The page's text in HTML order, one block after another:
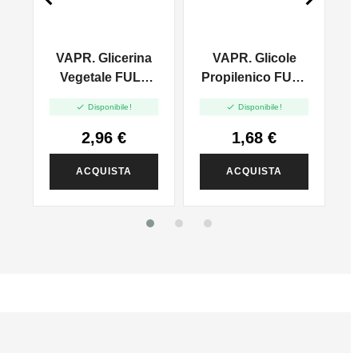
VAPR. Glicerina
Vegetale FULL
120ml
 Disponibile!
2,96 €
ACQUISTA
VAPR. Glicole
Propilenico FULL
 Disponibile!
1,68 €
ACQUISTA